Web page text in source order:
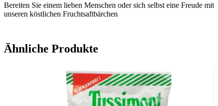
Bereiten Sie einem lieben Menschen oder sich selbst eine Freude mit
unseren köstlichen Fruchtsaftbärchen
Ähnliche Produkte